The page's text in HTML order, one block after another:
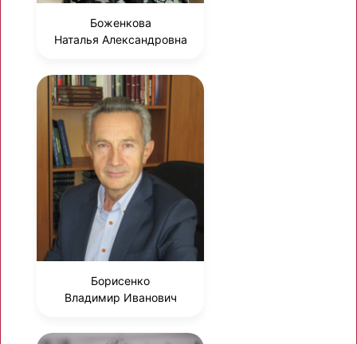
Боженкова
Наталья Александровна
Борисенко
Владимир Иванович